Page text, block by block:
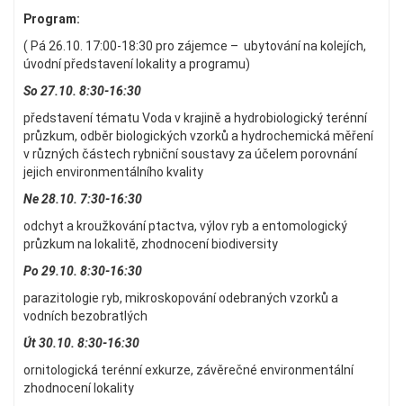
Program:
( Pá 26.10. 17:00-18:30 pro zájemce – ubytování na kolejích,
úvodní představení lokality a programu)
So 27.10. 8:30-16:30
představení tématu Voda v krajině a hydrobiologický terénní
průzkum, odběr biologických vzorků a hydrochemická měření
v různých částech rybniční soustavy za účelem porovnání
jejich environmentálního kvality
Ne 28.10. 7:30-16:30
odchyt a kroužkování ptactva, výlov ryb a entomologický
průzkum na lokalitě, zhodnocení biodiversity
Po 29.10. 8:30-16:30
parazitologie ryb, mikroskopování odebraných vzorků a
vodních bezobratlých
Út 30.10. 8:30-16:30
ornitologická terénní exkurze, závěrečné environmentální
zhodnocení lokality